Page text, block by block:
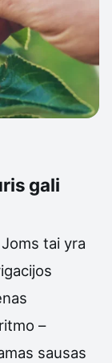
gali
tai yra
–
sausas